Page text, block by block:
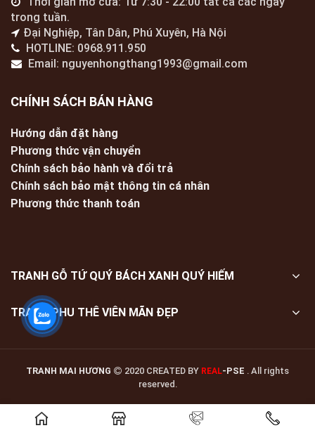
trong tuần.
Đại Nghiệp, Tân Dân, Phú Xuyên, Hà Nội
HOTLINE: 0968.911.950
Email: nguyenhongthang1993@gmail.com
CHÍNH SÁCH BÁN HÀNG
Hướng dẫn đặt hàng
Phương thức vận chuyển
Chính sách bảo hành và đổi trả
Chính sách bảo mật thông tin cá nhân
Phương thức thanh toán
TRANH GỖ TỨ QUÝ BÁCH XANH QUÝ HIẾM
TRANH PHU THÊ VIÊN MÃN ĐẸP
TRANH MAI HƯƠNG 2020 CREATED BY REAL-PSE . All rights
reserved.